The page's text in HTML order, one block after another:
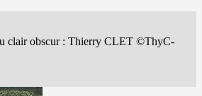
clair obscur : Thierry CLET ©ThyC-